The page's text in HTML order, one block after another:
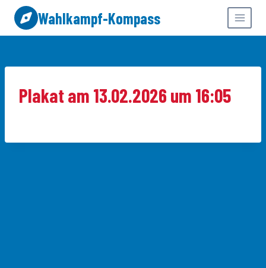
Zum
Inhalt
springen
Wahlkampf-Kompass
Plakat am 13.02.2026 um 16:05